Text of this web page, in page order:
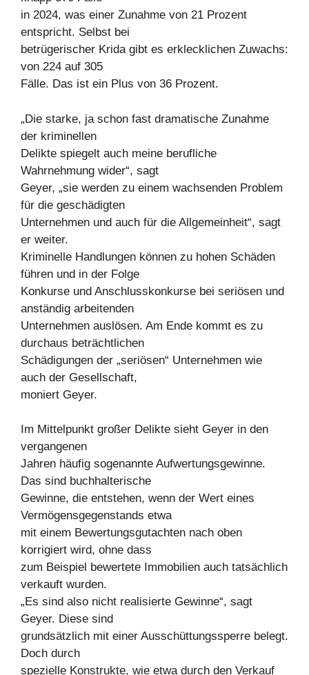
in 2024, was einer Zunahme von 21 Prozent
entspricht. Selbst bei
betrügerischer Krida gibt es erklecklichen Zuwachs:
von 224 auf 305
Fälle. Das ist ein Plus von 36 Prozent.
„Die starke, ja schon fast dramatische Zunahme
der kriminellen
Delikte spiegelt auch meine berufliche
Wahrnehmung wider“, sagt
Geyer, „sie werden zu einem wachsenden Problem
für die geschädigten
Unternehmen und auch für die Allgemeinheit“, sagt
er weiter.
Kriminelle Handlungen können zu hohen Schäden
führen und in der Folge
Konkurse und Anschlusskonkurse bei seriösen und
anständig arbeitenden
Unternehmen auslösen. Am Ende kommt es zu
durchaus beträchtlichen
Schädigungen der „seriösen“ Unternehmen wie
auch der Gesellschaft,
moniert Geyer.
Im Mittelpunkt großer Delikte sieht Geyer in den
vergangenen
Jahren häufig sogenannte Aufwertungsgewinne.
Das sind buchhalterische
Gewinne, die entstehen, wenn der Wert eines
Vermögensgegenstands etwa
mit einem Bewertungsgutachten nach oben
korrigiert wird, ohne dass
zum Beispiel bewertete Immobilien auch tatsächlich
verkauft wurden.
„Es sind also nicht realisierte Gewinne“, sagt
Geyer. Diese sind
grundsätzlich mit einer Ausschüttungssperre belegt.
Doch durch
spezielle Konstrukte, wie etwa durch den Verkauf